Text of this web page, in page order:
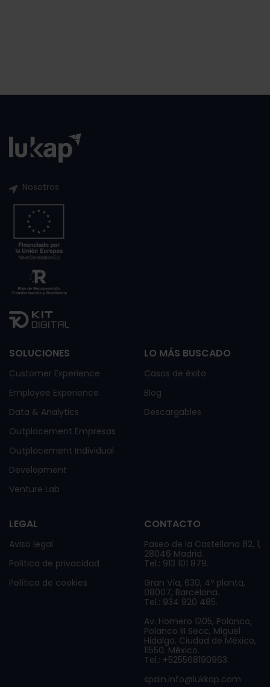
Nosotros
SOLUCIONES
Customer Experience
Employee Experience
Data & Analytics
Outplacement Empresas
Outplacement Individual
Development
Venture Lab
LO MÁS BUSCADO
Casos de éxito
Blog
Descargables
LEGAL
Aviso legal
Política de privacidad
Política de cookies
CONTACTO
Paseo de la Castellana 82, 1,
28046 Madrid.
Tel.: 913 101 879.
Gran Vía, 630, 4º planta,
08007, Barcelona.
Tel.: 934 920 485.
Av. Homero 1205, Polanco,
Polanco III Secc, Miguel
Hidalgo. Ciudad de México,
11550. México.
Tel.: +525568190963.
spain.info@lukkap.com